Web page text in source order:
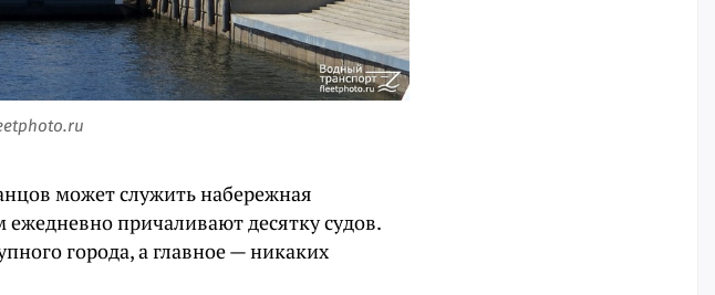
может служить набережная
ежедневно причаливают десятку судов.
города, а главное — никаких